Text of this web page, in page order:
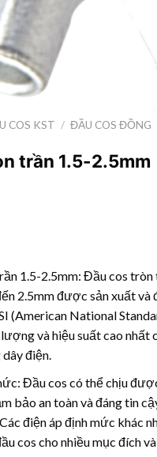
COS KST / ĐẦU COS ĐỒNG
trần 1.5-2.5mm
1.5-2.5mm: Đầu cos tròn
2.5mm được sản xuất và
(American National
và hiệu suất cao nhất
điện.
Đầu cos có thể chịu
bảo an toàn và đáng tin
điện áp định mức khác
cos cho nhiều mục đích